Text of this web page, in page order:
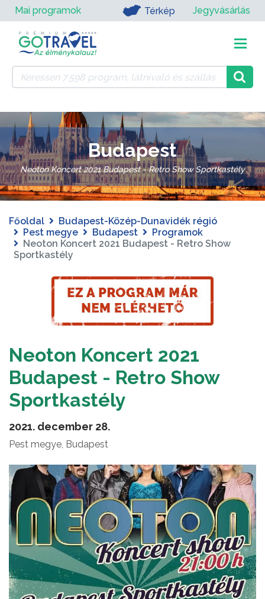
Mai programok Térkép Jegyvásárlás
Budapest
Neoton Koncert 2021 Budapest - Retro Show Sportkastély
Főoldal
Budapest-Közép-Dunavidék régió
Pest megye
Budapest
Programok
Neoton Koncert 2021 Budapest - Retro Show
Sportkastély
Neoton Koncert 2021
Budapest - Retro Show
Sportkastély
2021. december 28.
Pest megye, Budapest